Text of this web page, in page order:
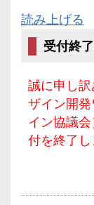
読み上げる
受付終
誠に申し
ザイン開
イン協議
付を終了し